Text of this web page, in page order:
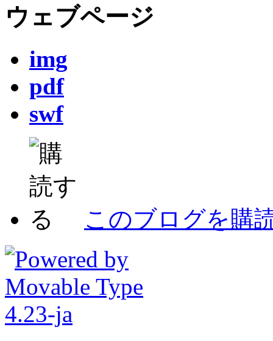
ウェブページ
img
pdf
swf
このブログを購